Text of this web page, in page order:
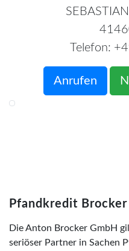
Telefon:
Anrufen
Pfandkredit Brocker
Die Anton Brocker GmbH
seriöser Partner in Sachen